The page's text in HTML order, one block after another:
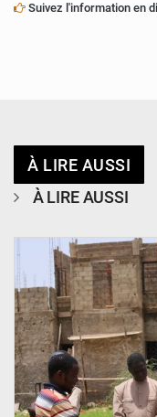
Suivez l'information en
À LIRE AUSSI
À LIRE AUSSI